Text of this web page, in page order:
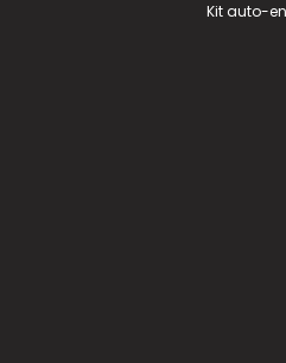
Kit auto-